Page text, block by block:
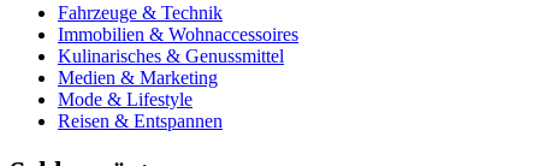
Fahrzeuge & Technik
Immobilien & Wohnaccessoires
Kulinarisches & Genussmittel
Medien & Marketing
Mode & Lifestyle
Reisen & Entspannen